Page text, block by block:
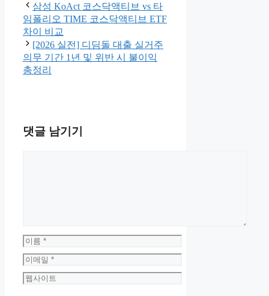
삼성 KoAct 코스닥액티브 vs 타
임폴리오 TIME 코스닥액티브 ETF
차이 비교
[2026 실전] 디딤돌 대출 실거주
의무 기간 1년 및 위반 시 불이익
총정리
댓글 남기기
이
름
이
메
일
웹